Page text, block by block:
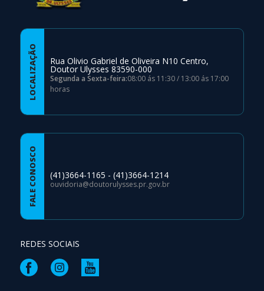
LOCALIZAÇÃO Rua Olivio Gabriel de Oliveira N10 Centro,
Doutor Ulysses 83590-000
Segunda a Sexta-feira:08:00 ás 11:30 / 13:00 ás 17:00
horas
FALE CONOSCO (41)3664-1165 - (41)3664-1214
ouvidoria@doutorulysses.pr.gov.br
REDES SOCIAIS